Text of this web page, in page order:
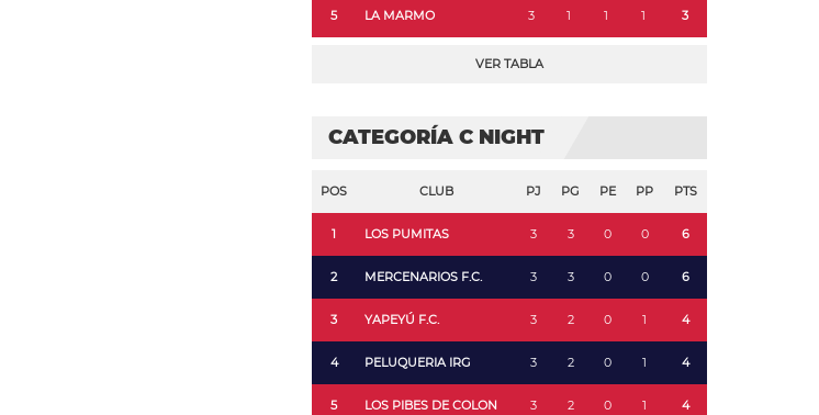
5 LA MARMO 3 1 1 1 3
VER TABLA
CATEGORÍA C NIGHT
POS CLUB PJ PG PE PP PTS
1 LOS PUMITAS 3 3 0 0 6
2 MERCENARIOS F.C. 3 3 0 0 6
3 YAPEYÚ F.C. 3 2 0 1 4
4 PELUQUERIA IRG 3 2 0 1 4
5 LOS PIBES DE COLON 3 2 0 1 4